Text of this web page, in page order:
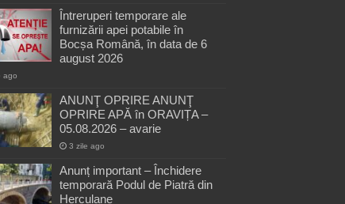
Întreruperi temporare ale
furnizării apei potabile în
Bocșa Română, în data de 6
august 2026
ago
ANUNŢ OPRIRE ANUNŢ
OPRIRE APĂ în ORAVIȚA –
05.08.2026 – avarie
3 zile ago
Anunț important – Închidere
temporară Podul de Piatră din
Herculane